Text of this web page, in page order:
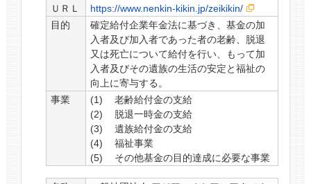
ＵＲＬ
https://www.nenkin-kikin.jp/zeikikin/
目的
確定給付企業年金法に基づき、基金の加
入者及び加入者であった者の老齢、脱退
又は死亡について給付を行い、もって加
入者及びその遺族の生活の安定と福祉の
向上に寄与する。
事業
老齢給付金の支給
脱退一時金の支給
遺族給付金の支給
福祉事業
その他基金の目的達成に必要な事業